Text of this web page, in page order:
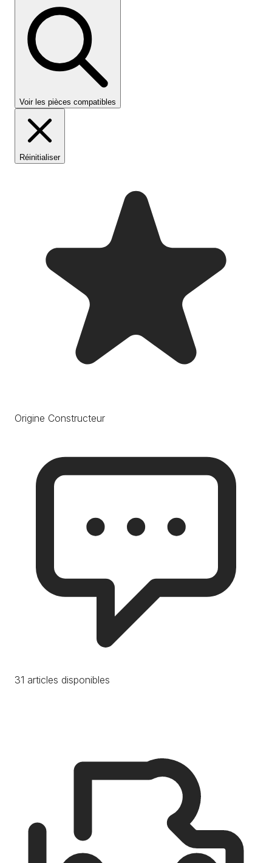
Voir les pièces compatibles
Réinitialiser
Origine Constructeur
31 articles disponibles